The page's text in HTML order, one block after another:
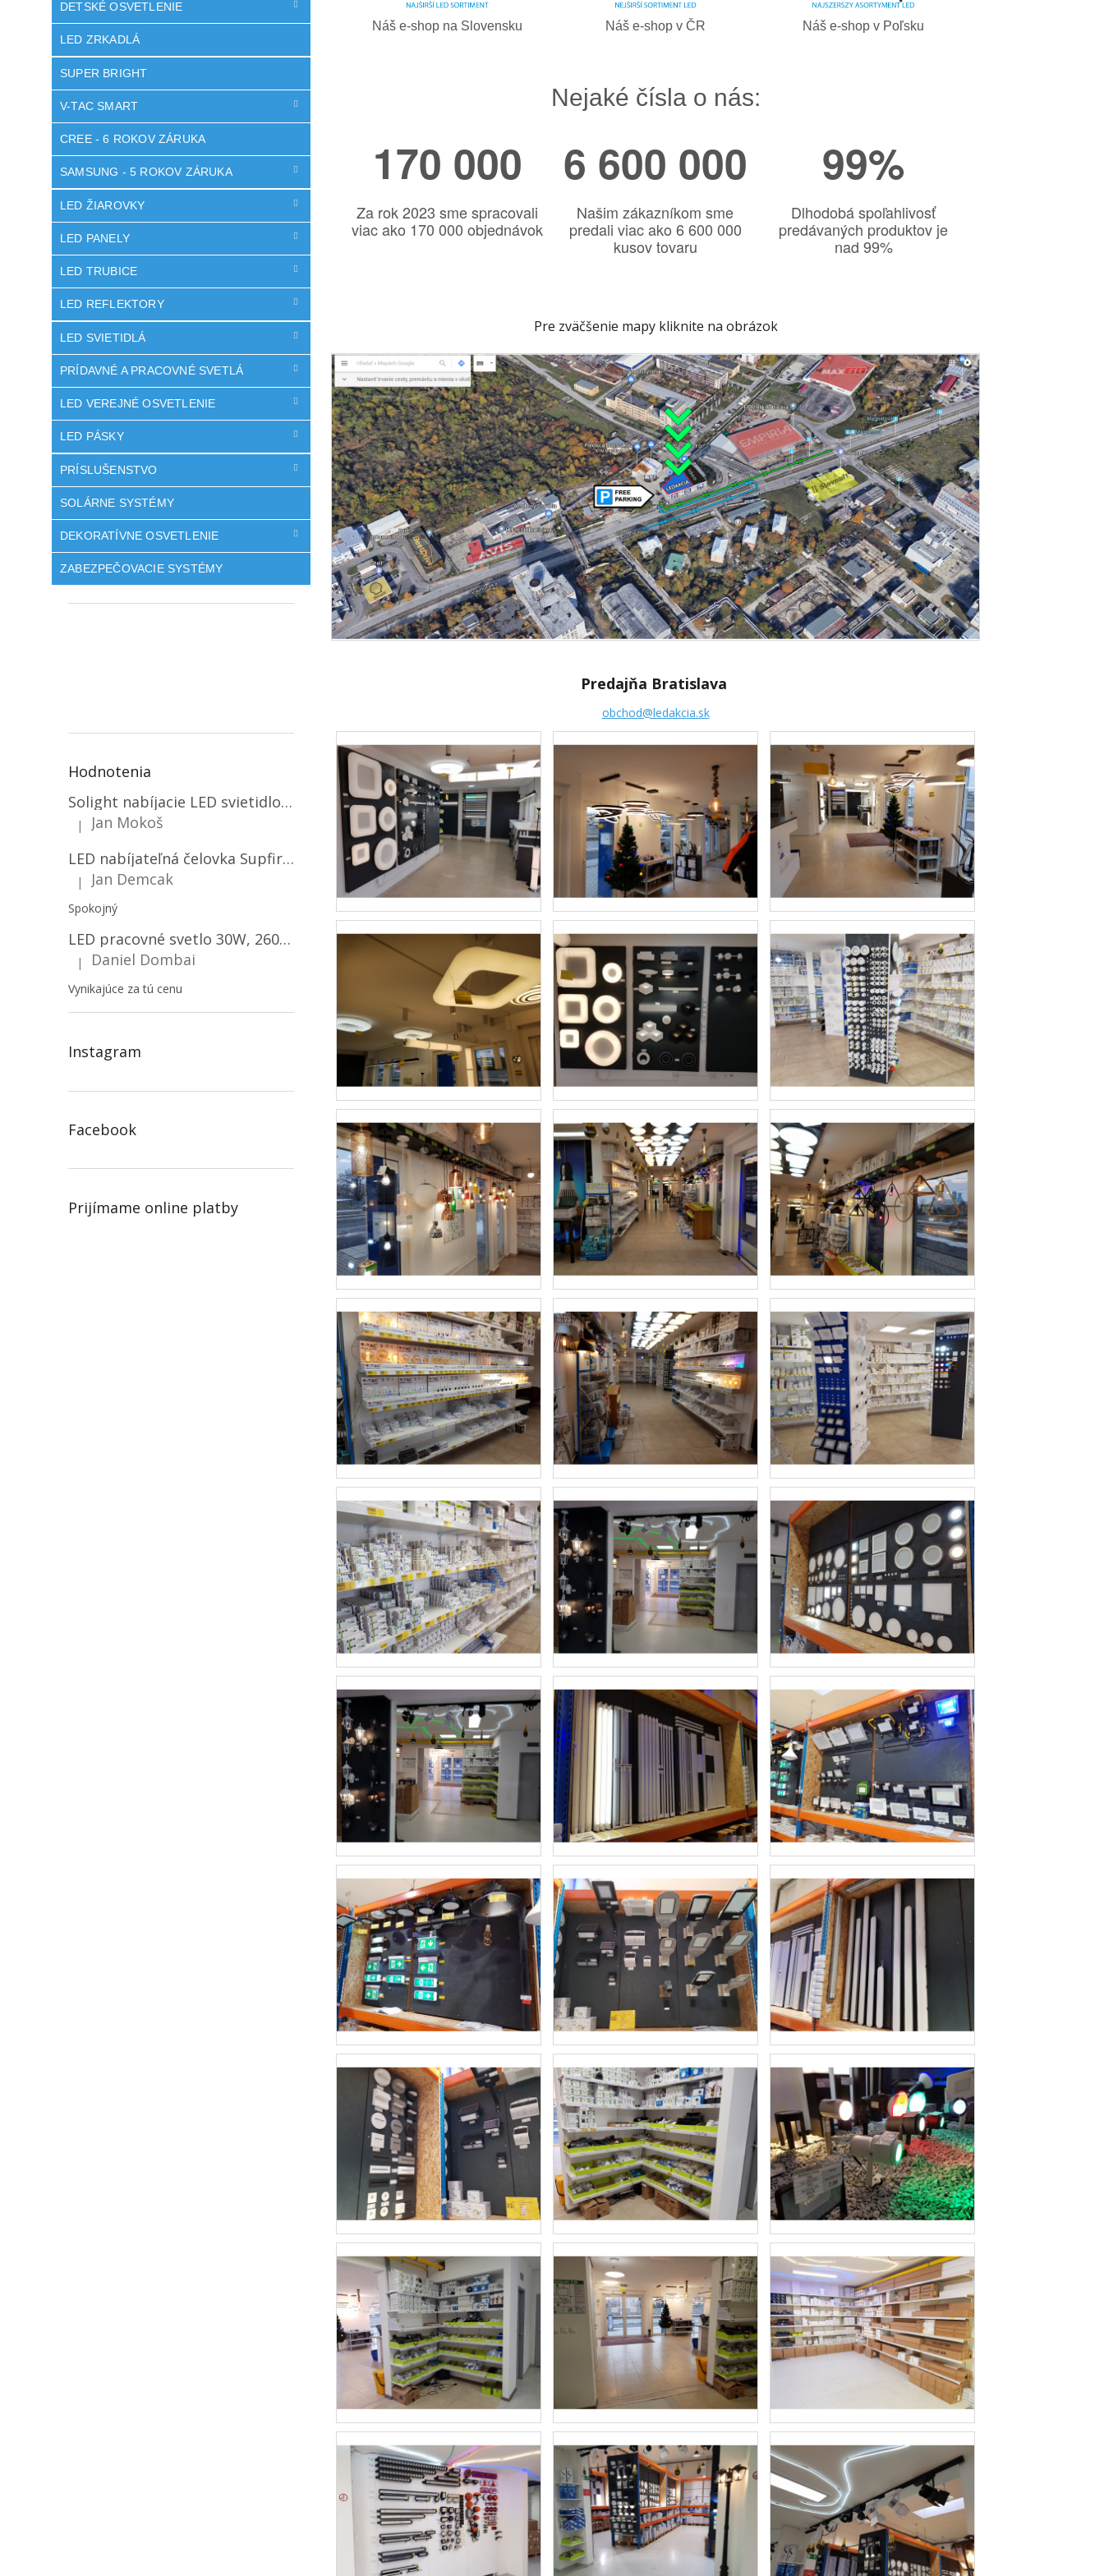
DETSKÉ OSVETLENIE
LED ZRKADLÁ
SUPER BRIGHT
V-TAC SMART
CREE - 6 ROKOV ZÁRUKA
SAMSUNG - 5 ROKOV ZÁRUKA
LED ŽIAROVKY
LED PANELY
LED TRUBICE
LED REFLEKTORY
LED SVIETIDLÁ
PRÍDAVNÉ A PRACOVNÉ SVETLÁ
LED VEREJNÉ OSVETLENIE
LED PÁSKY
PRÍSLUŠENSTVO
SOLÁRNE SYSTÉMY
DEKORATÍVNE OSVETLENIE
ZABEZPEČOVACIE SYSTÉMY
Hodnotenia
Solight nabíjacie LED svietidlo, 600lm, 2200mAh Li-Ion, USB nabíjanie [WN22]
Hodnotenie produktu je 5 z 5 hviezdičiek.
|
Jan Mokoš
LED nabíjateľná čelovka Supfire HL06, 3 módy + SOS + senzor, nabíjanie cez Micro-USB, 5W, 500lm, 300m
Hodnotenie produktu je 5 z 5 hviezdičiek.
| Jan Demcak
Spokojný
LED pracovné svetlo 30W, 2600LM, 12V/24V, IP67/2-PACK! [LB0087]
Hodnotenie produktu je 5 z 5 hviezdičiek.
| Daniel Dombai
Vynikajúce za tú cenu
Instagram
Facebook
Prijímame online platby
Náš e-shop na Slovensku Náš e-shop v ČR Náš e-shop v Poľsku
Nejaké čísla o nás:
170 000
Za rok 2023 sme spracovali
viac ako 170 000 objednávok
6 600 000
Našim zákazníkom sme
predali viac ako 6 600 000
kusov tovaru
99%
Dlhodobá spoľahlivosť
predávaných produktov je
nad 99%
Pre zväčšenie mapy kliknite na obrázok
Predajňa Bratislava
obchod@ledakcia.sk